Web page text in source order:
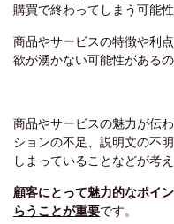
購買で終わってしまう可能性
商品やサービスの特徴や利
欲が湧かない可能性があるの
商品やサービスの魅力が伝
ションの不足、説明文の不
しまっていることなどが考え
顧客にとって魅力的なポイ
らうことが重要です。